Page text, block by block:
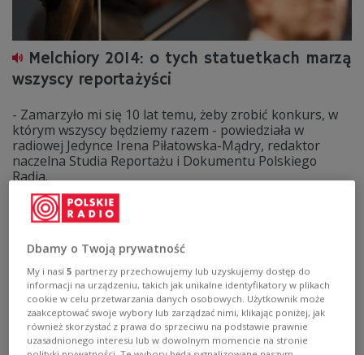
Melchiory 2014: o tych statuetkach marzą
wszyscy reportażyści
- Zamarzyło mi się 10 lat temu, żeby zrobić konkurs, w
którym wszyscy będziemy razem - powiedziała w
radiowej Jedynce Irena Piłatowska-Mądry, redaktor
naczelna Studia Reportażu i Dokumentu Polskiego
Radia.
Zobacz więcej na temat:
reportaż
Dbamy o Twoją prywatność
My i nasi5 partnerzy przechowujemy lub uzyskujemy dostęp do
informacji na urządzeniu, takich jak unikalne identyfikatory w plikach
cookie w celu przetwarzania danych osobowych. Użytkownik może
zaakceptować swoje wybory lub zarządzać nimi, klikając poniżej, jak
również skorzystać z prawa do sprzeciwu na podstawie prawnie
uzasadnionego interesu lub w dowolnym momencie na stronie